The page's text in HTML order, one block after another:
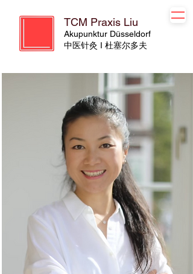
TCM Praxis Liu
Akupunktur Düsseldorf
​​中医针灸 I 杜塞尔多夫